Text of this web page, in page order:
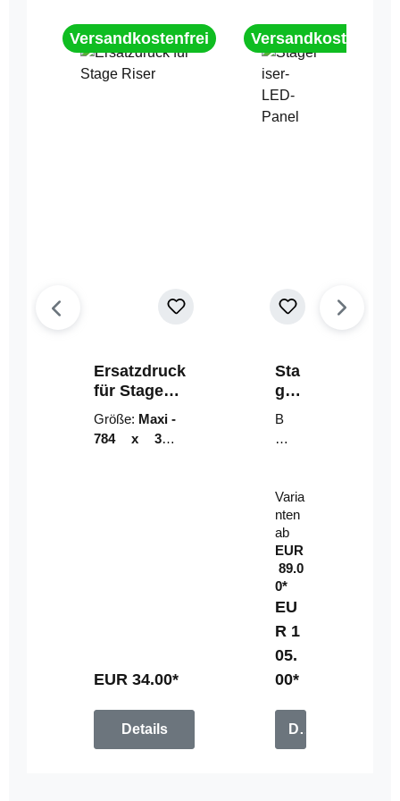
Versandkostenfrei
Ersatzdruck
für Stage
Riser
Größe: Maxi -
784 x 314
EUR 34.00*
Details
Versandkostenfrei
Sta
geri
ser-
LE
D-
el
B
un
mi
t
Fe
rn
be
di
en
u
n
g
Varia
nten
ab
EUR
89.0
0*
EU
R 1
05.
00*
Details